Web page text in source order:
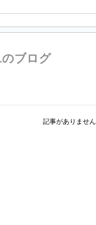
ブログ
記事がありません